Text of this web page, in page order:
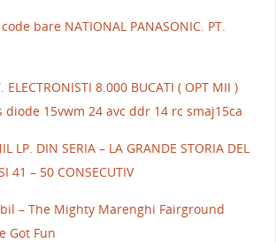
bare NATIONAL PANASONIC. PT.
ELECTRONISTI 8.000 BUCATI ( OPT MII )
diode 15vwm 24 avc ddr 14 rc smaj15ca
LP. DIN SERIA – LA GRANDE STORIA DEL
41 – 50 CONSECUTIV
– The Mighty Marenghi Fairground
Got Fun